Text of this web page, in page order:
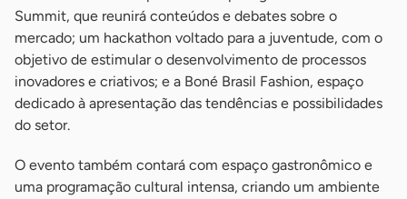
Summit, que reunirá conteúdos e debates sobre o
mercado; um hackathon voltado para a juventude, com o
objetivo de estimular o desenvolvimento de processos
inovadores e criativos; e a Boné Brasil Fashion, espaço
dedicado à apresentação das tendências e possibilidades
do setor.
O evento também contará com espaço gastronômico e
uma programação cultural intensa, criando um ambiente